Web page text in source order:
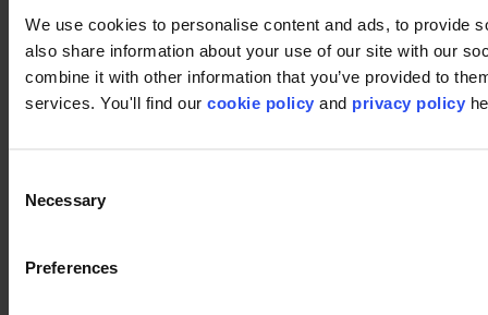
We use cookies to personalise content and ads, to provide
also share information about your use of our site with our
combine it with other information that you’ve provided to
services. You'll find our cookie policy and privacy policy
Selection
Necessary
Preferences